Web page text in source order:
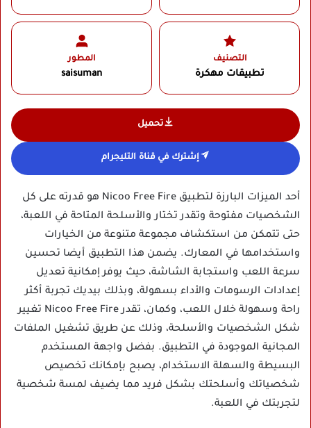
التصنيف
تطبيقات مهكرة
المطور
saisuman
تحميل
إشترك في قناة التليجرام
أحد الميزات البارزة لتطبيق Nicoo Free Fire هو قدرته على كل
الشخصيات مفتوحة وتقدر تختار والأسلحة المتاحة في اللعبة،
حتى تتمكن من استكشاف مجموعة متنوعة من الخيارات
واستخدامها في المعارك. يضمن هذا التطبيق أيضا تحسين
سرعة اللعب واستجابة الشاشة، حيث يوفر إمكانية تعديل
إعدادات الرسومات والأداء بسهولة، وبذلك بيديك تجربة أكثر
راحة وسهولة خلال اللعب، وكمان، تقدر Nicoo Free Fire تغيير
شكل الشخصيات والأسلحة، وذلك عن طريق تشغيل الملفات
المجانية الموجودة في التطبيق. بفضل واجهة المستخدم
البسيطة والسهلة الاستخدام، يصبح بإمكانك تخصيص
شخصياتك وأسلحتك بشكل فريد مما يضيف لمسة شخصية
لتجربتك في اللعبة.